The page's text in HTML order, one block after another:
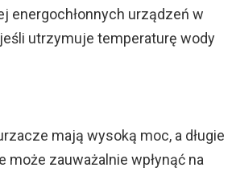
energochłonnych urządzeń w
utrzymuje temperaturę wody
mają wysoką moc, a długie
może zauważalnie wpłynąć na